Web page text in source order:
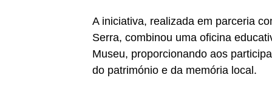
A iniciativa, realizada em parceria
Serra, combinou uma oficina
Museu, proporcionando aos
do património e da memória local.